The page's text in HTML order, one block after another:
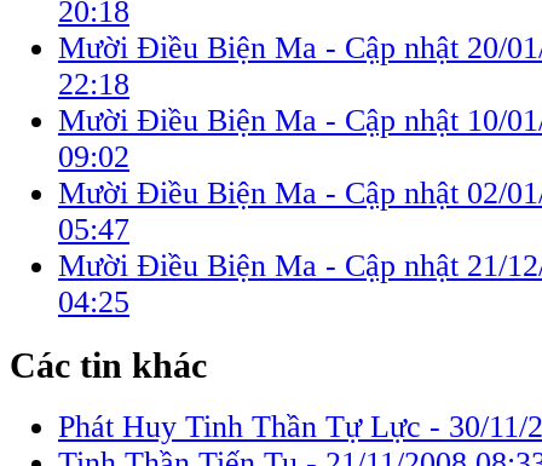
20:18
Mười Điều Biện Ma - Cập nhật 20/
22:18
Mười Điều Biện Ma - Cập nhật 10/
09:02
Mười Điều Biện Ma - Cập nhật 02/
05:47
Mười Điều Biện Ma - Cập nhật 21/
04:25
Các tin khác
Phát Huy Tinh Thần Tự Lực - 30/11/